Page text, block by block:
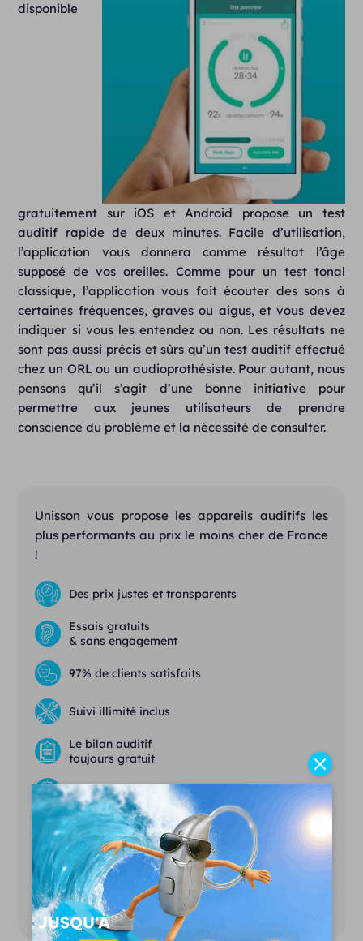
disponible
gratuitement sur iOS et Android propose un test
auditif rapide de deux minutes. Facile d’utilisation,
l’application vous donnera comme résultat l’âge
supposé de vos oreilles. Comme pour un test tonal
classique, l’application vous fait écouter des sons à
certaines fréquences, graves ou aigus, et vous devez
indiquer si vous les entendez ou non. Les résultats ne
sont pas aussi précis et sûrs qu’un test auditif effectué
chez un ORL ou un audioprothésiste. Pour autant, nous
pensons qu’il s’agit d’une bonne initiative pour
permettre aux jeunes utilisateurs de prendre
conscience du problème et la nécessité de consulter.
Unisson vous propose les appareils auditifs les
plus performants au prix le moins cher de France
!
Des prix justes et transparents
Essais gratuits
& sans engagement
97% de clients satisfaits
Suivi illimité inclus
Le bilan auditif
toujours gratuit
Garanties panne et perte
Prendre rendez-vous
Demander la brochure